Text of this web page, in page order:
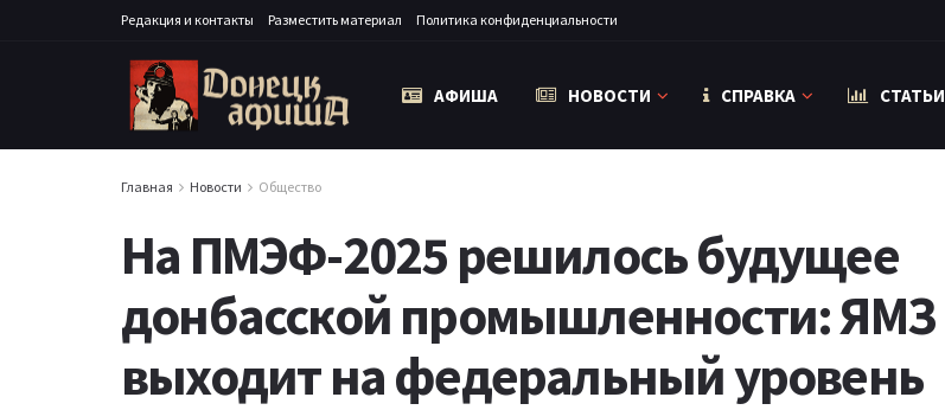
Редакция и контакты Разместить материал Политика конфиденциальности
АФИША НОВОСТИ СПРАВКА СТАТЬИ
Главная Новости Общество
На ПМЭФ-2025 решилось будущее
донбасской промышленности: ЯМЗ
выходит на федеральный уровень